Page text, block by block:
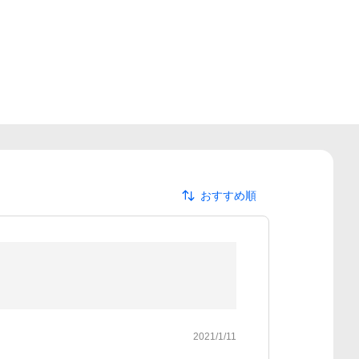
おすすめ順
2021/1/11